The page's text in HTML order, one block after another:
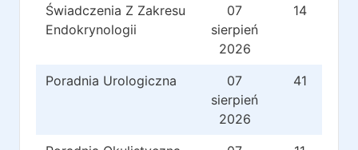
Świadczenia Z Zakresu
Endokrynologii
07
sierpień
2026
14
Poradnia Urologiczna
07
sierpień
2026
41